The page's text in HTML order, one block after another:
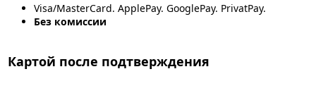
Visa/MasterCard. ApplePay. GooglePay. PrivatPay.
Без комиссии
Картой после подтверждения